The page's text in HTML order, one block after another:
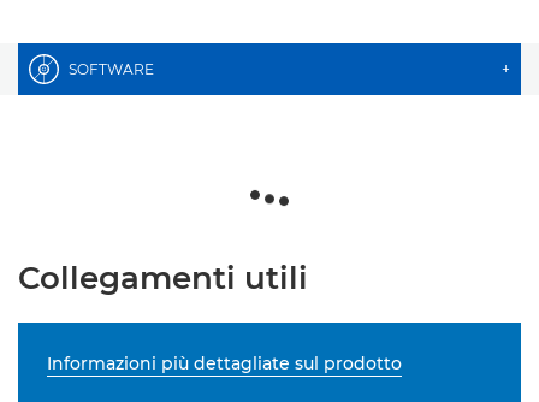
SOFTWARE +
Collegamenti utili
Informazioni più dettagliate sul prodotto